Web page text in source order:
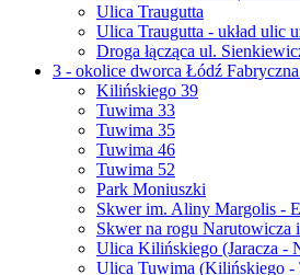
Ulica Traugutta
Ulica Traugutta - układ ulic
Droga łącząca ul.
3 - okolice dworca Łódź
Kilińskiego 39
Tuwima 33
Tuwima 35
Tuwima 46
Tuwima 52
Park Moniuszki
Skwer im. Aliny Margolis -
Skwer na rogu Narutowicza
Ulica Kilińskiego (Jaracza -
Ulica Tuwima (Kilińskiego -